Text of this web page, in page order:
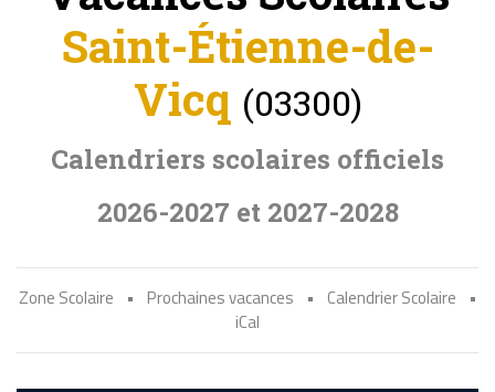
Saint-Étienne-de-
Vicq (03300)
Calendriers scolaires officiels
2026-2027 et 2027-2028
Zone Scolaire • Prochaines vacances • Calendrier Scolaire
•
iCal